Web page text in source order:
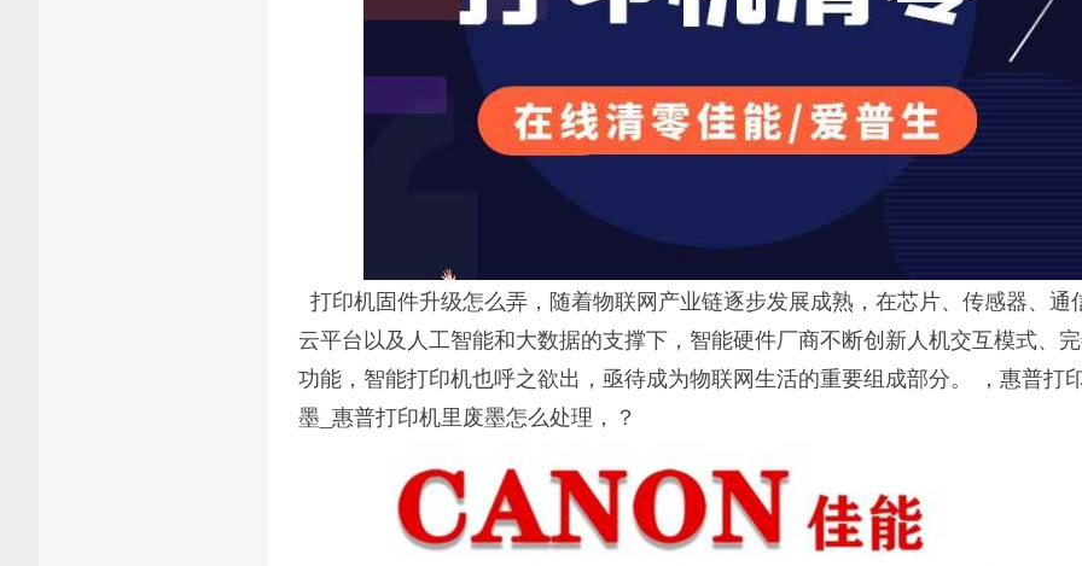
打印机固件升级怎么弄，随着物联网产业链逐步发展成熟，在芯片、传感器、通
云平台以及人工智能和大数据的支撑下，智能硬件厂商不断创新人机交互模式、
功能，智能打印机也呼之欲出，亟待成为物联网生活的重要组成部分。 ，惠普打
墨_惠普打印机里废墨怎么处理，？